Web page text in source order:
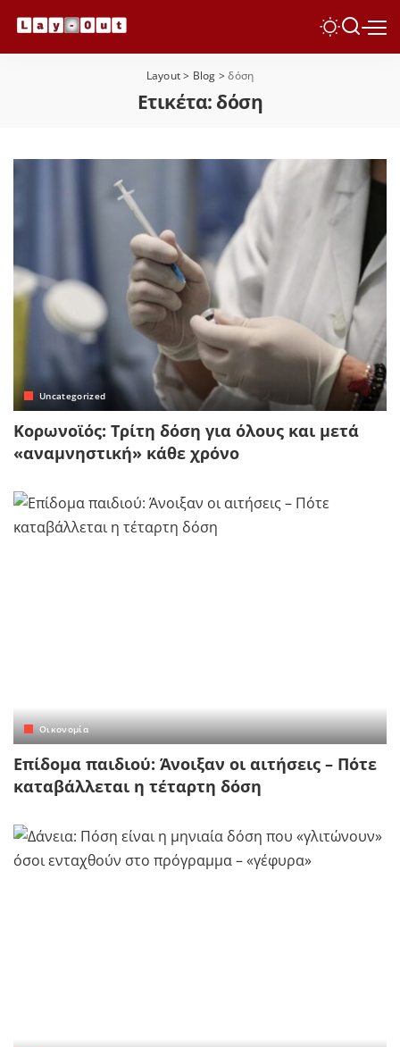
Layout> Blog >δόση
Ετικέτα: δόση
Uncategorized
Κορωνοϊός: Τρίτη δόση για όλους και μετά
«αναμνηστική» κάθε χρόνο
Οικονομία
Επίδομα παιδιού: Άνοιξαν οι αιτήσεις – Πότε
καταβάλλεται η τέταρτη δόση